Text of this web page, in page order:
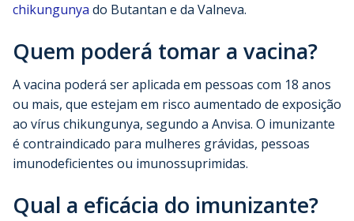
chikungunya do Butantan e da Valneva.
Quem poderá tomar a vacina?
A vacina poderá ser aplicada em pessoas com 18 anos
ou mais, que estejam em risco aumentado de exposição
ao vírus chikungunya, segundo a Anvisa. O imunizante
é contraindicado para mulheres grávidas, pessoas
imunodeficientes ou imunossuprimidas.
Qual a eficácia do imunizante?